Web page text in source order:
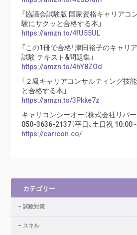
「協議会試験版 国家資格キャリアコ
験にサクッと合格する本」
https://amzn.to/4fU55UL
「この1冊で合格! 津田裕子のキャリ
試験 テキスト&問題集」
https://amzn.to/4hY8ZOd
「２級キャリアコンサルティング技
と合格する本」
https://amzn.to/3Pkke7z
キャリコンシーオー（株式会社リバー
050-3636-2137（平日、土日祝 10:00
https://caricon.co/
カテゴリー
試験対策
スキル